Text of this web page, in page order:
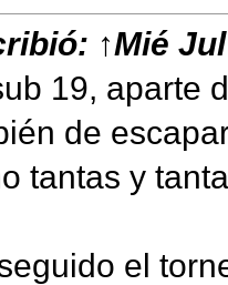
↑Mié
19, aparte
de
tantas y
el